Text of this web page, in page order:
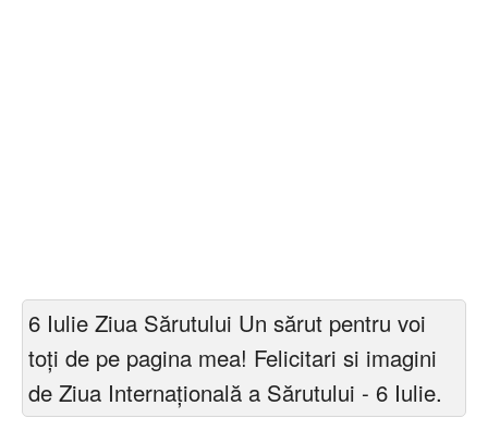
6 Iulie Ziua Sărutului Un sărut pentru voi
toți de pe pagina mea! Felicitari si imagini
de Ziua Internaţională a Sărutului - 6 Iulie.